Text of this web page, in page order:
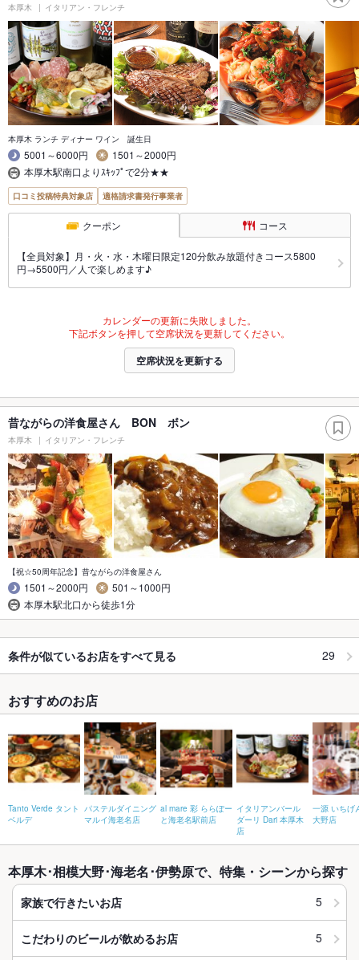
本厚木 イタリアン・フレンチ
本厚木 ランチ ディナー ワイン 誕生日
5001～6000円
1501～2000円
本厚木駅南口よりｽｷｯﾌﾟで2分★★
口コミ投稿特典対象店 適格請求書発行事業者
クーポン コース
【全員対象】月・火・水・木曜日限定120分飲み放題付きコース5800
円→5500円／人で楽しめます♪
カレンダーの更新に失敗しました。
下記ボタンを押して空席状況を更新してください。
空席状況を更新する
昔ながらの洋食屋さん BON ボン
本厚木 イタリアン・フレンチ
【祝☆50周年記念】昔ながらの洋食屋さん
1501～2000円
501～1000円
本厚木駅北口から徒歩1分
条件が似ているお店をすべて見る 29
おすすめのお店
Tanto Verde タント
ベルデ
パステルダイニング
マルイ海老名店
al mare 彩 ららぽー
と海老名駅前店
イタリアンバール
ダーリ Dari 本厚木
店
一源 いちげ
大野店
本厚木･相模大野･海老名･伊勢原で、特集・シーンから探す
家族で行きたいお店 5
こだわりのビールが飲めるお店 5